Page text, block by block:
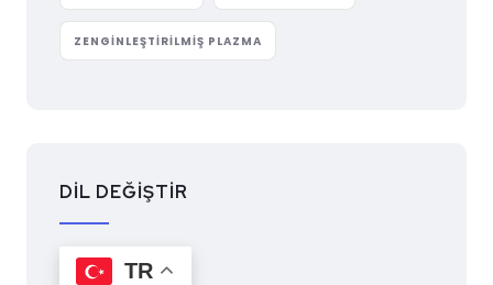
ZENGINLEŞTIRILMIŞ PLAZMA
DİL DEĞİŞTİR
TR